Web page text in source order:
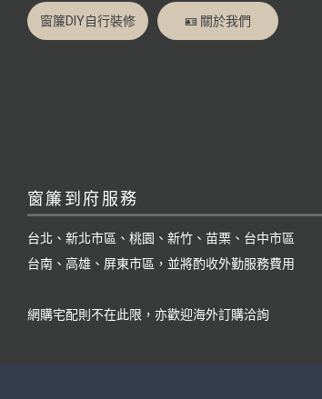
窗簾DIY自行裝修 🪪 關於我們
窗簾到府服務
台北、新北市區、桃園、新竹、苗栗、台中市區
台南、高雄、屏東市區，並將酌收外勤服務費用
網購宅配則不在此限，亦歡迎海外訂購洽詢